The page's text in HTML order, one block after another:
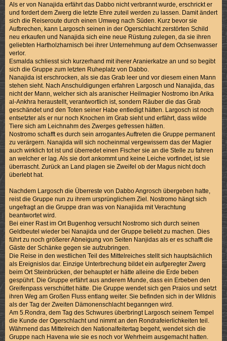
Als er von Nanajida erfährt das Dabbo nicht verbrannt wurde, erschrickt er
und fordert dem Zwerg die letzte Ehre zuteil werden zu lassen. Damit ändert
sich die Reiseroute durch einen Umweg nach Süden. Kurz bevor sie
Aufbrechen, kann Largosch seinen in der Ogerschlacht zerstörten Schild
neu erkaufen und Nanajida sich eine neue Rüstung zulegen, da sie ihren
geliebten Hartholzharnisch bei ihrer Unternehmung auf dem Ochsenwasser
verlor.
Esmalda schliesst sich kurzerhand mit iherer Aranierkatze an und so begibt
sich die Gruppe zum letzten Ruheplatz von Dabbo.
Nanajida ist erschrocken, als sie das Grab leer und vor diesem einen Mann
stehen sieht. Nach Anschuldigungen erfahren Largosch und Nanajida, das
nicht der Mann, welcher sich als aranischer Heilmagier Nostromo ibn Arika
al-Ankhra heraustellt, verantwortlich ist, sondern Räuber die das Grab
geschändet und den Toten seiner Habe entledigt hätten. Largosch ist noch
entsetzter als er nur noch Knochen im Grab sieht und erfährt, dass wilde
Tiere sich am Leichnahm des Zwerges gefressen hätten.
Nostromo schafft es durch sein arrogantes Auftreten die Gruppe permanent
zu verärgern. Nanajida will sich nocheinmal vergewissern das der Magier
auch wirklich tot ist und überredet einen Fischer sie an die Stelle zu fahren
an welcher er lag. Als sie dort ankommt und keine Leiche vorfindet, ist sie
überrascht. Zurück an Land plagen sie Zweifel ob der Magus nicht doch
überlebt hat.
Nachdem Largosch die Überreste von Dabbo Angrosch übergeben hatte,
reist die Gruppe nun zu ihrem ursprünglichem Ziel. Nostromo hängt sich
ungefragt an die Gruppe dran was von Nanajiida mit Verachtung
beantwortet wird.
Bei einer Rast im Ort Bugenhog versucht Nostromo sich durch seinen
Geldbeutel wieder bei Nanajida und der Gruppe beliebt zu machen. Dies
führt zu noch größerer Abneigung von Seiten Nanjidas als er es schafft die
Gäste der Schänke gegen sie aufzubringen.
Die Reise in den westlichen Teil des Mittelreiches stellt sich hauptsächlich
als Ereignislos dar. Einzige Unterbrechung bildet ein aufgeregter Zwerg
beim Ort Steinbrücken, der behauptet er hätte alleine die Erde beben
gespührt. Die Gruppe erfährt aus anderem Munde, dass ein Erbeben den
Greifenpass verschüttet hätte. Die Gruppe wendet sich gen Praios und setzt
ihren Weg am Großen Fluss entlang weiter. Sie befinden sich in der Wildnis
als der Tag der Zweiten Dämonenschlacht beganngen wird.
Am 5.Rondra, dem Tag des Schwures überbringt Largosch seinem Tempel
die Kunde der Ogerschlacht und nimmt an den Rondrafeierlichkeiten teil.
Währnend das Mittelreich den Nationalfeitertag begeht, wendet sich die
Gruppe nach Havena wie sie es noch vor Wehrheim ausgemacht hatten.